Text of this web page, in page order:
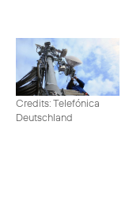
Credits: Telefónica
Deutschland